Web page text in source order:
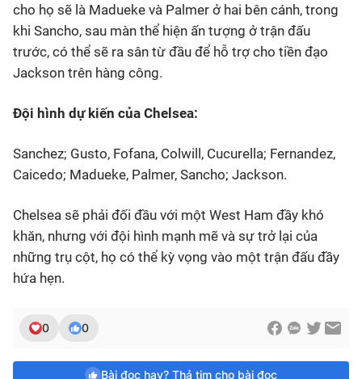
cho họ sẽ là Madueke và Palmer ở hai bên cánh, trong
khi Sancho, sau màn thể hiện ấn tượng ở trận đấu
trước, có thể sẽ ra sân từ đầu để hỗ trợ cho tiền đạo
Jackson trên hàng công.
Đội hình dự kiến của Chelsea:
Sanchez; Gusto, Fofana, Colwill, Cucurella; Fernandez,
Caicedo; Madueke, Palmer, Sancho; Jackson.
Chelsea sẽ phải đối đầu với một West Ham đầy khó
khăn, nhưng với đội hình mạnh mẽ và sự trở lại của
những trụ cột, họ có thể kỳ vọng vào một trận đấu đầy
hứa hẹn.
0 0
Bài đọc hay? Thả tim cho bài đọc